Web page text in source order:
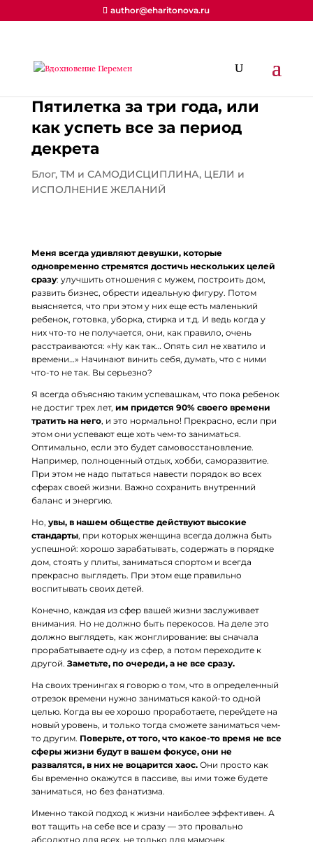
author@eharitonova.ru
Пятилетка за три года, или
как успеть все за период
декрета
Блог, ТМ и САМОДИСЦИПЛИНА, ЦЕЛИ и
ИСПОЛНЕНИЕ ЖЕЛАНИЙ
Меня всегда удивляют девушки, которые
одновременно стремятся достичь нескольких целей
сразу: улучшить отношения с мужем, построить дом,
развить бизнес, обрести идеальную фигуру. Потом
выясняется, что при этом у них еще есть маленький
ребенок, готовка, уборка, стирка и т.д. И ведь когда у
них что-то не получается, они, как правило, очень
расстраиваются: «Ну как так… Опять сил не хватило и
времени…» Начинают винить себя, думать, что с ними
что-то не так. Вы серьезно?
Я всегда объясняю таким успевашкам, что пока ребенок
не достиг трех лет, им придется 90% своего времени
тратить на него, и это нормально! Прекрасно, если при
этом они успевают еще хоть чем-то заниматься.
Оптимально, если это будет самовосстановление.
Например, полноценный отдых, хобби, саморазвитие.
При этом не надо пытаться навести порядок во всех
сферах своей жизни. Важно сохранить внутренний
баланс и энергию.
Но, увы, в нашем обществе действуют высокие
стандарты, при которых женщина всегда должна быть
успешной: хорошо зарабатывать, содержать в порядке
дом, стоять у плиты, заниматься спортом и всегда
прекрасно выглядеть. При этом еще правильно
воспитывать своих детей.
Конечно, каждая из сфер вашей жизни заслуживает
внимания. Но не должно быть перекосов. На деле это
должно выглядеть, как жонглирование: вы сначала
прорабатываете одну из сфер, а потом переходите к
другой. Заметьте, по очереди, а не все сразу.
На своих тренингах я говорю о том, что в определенный
отрезок времени нужно заниматься какой-то одной
целью. Когда вы ее хорошо проработаете, перейдете на
новый уровень, и только тогда сможете заниматься чем-
то другим. Поверьте, от того, что какое-то время не все
сферы жизни будут в вашем фокусе, они не
развалятся, в них не воцарится хаос. Они просто как
бы временно окажутся в пассиве, вы ими тоже будете
заниматься, но без фанатизма.
Именно такой подход к жизни наиболее эффективен. А
вот тащить на себе все и сразу — это провально
абсолютно для всех, не только для мамочек.